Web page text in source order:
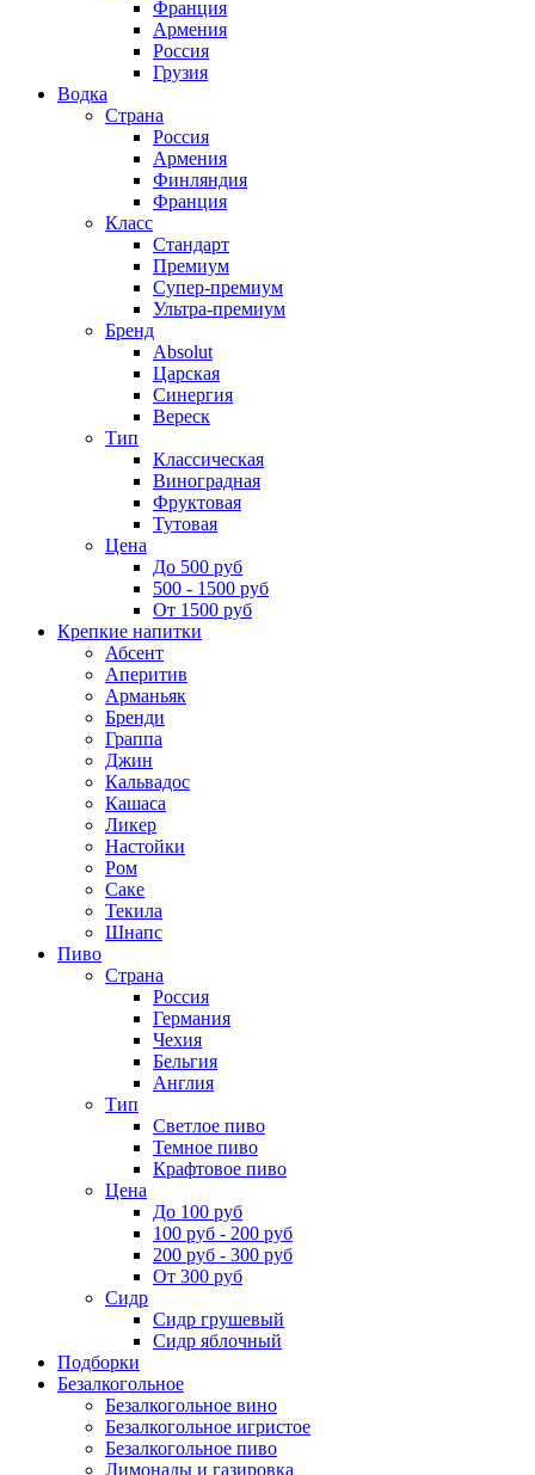
Франция
Армения
Россия
Грузия
Водка
Страна
Россия
Армения
Финляндия
Франция
Класс
Стандарт
Премиум
Супер-премиум
Ультра-премиум
Бренд
Absolut
Царская
Синергия
Вереск
Тип
Классическая
Виноградная
Фруктовая
Тутовая
Цена
До 500 руб
500 - 1500 руб
От 1500 руб
Крепкие напитки
Абсент
Аперитив
Арманьяк
Бренди
Граппа
Джин
Кальвадос
Кашаса
Ликер
Настойки
Ром
Саке
Текила
Шнапс
Пиво
Страна
Россия
Германия
Чехия
Бельгия
Англия
Тип
Светлое пиво
Темное пиво
Крафтовое пиво
Цена
До 100 руб
100 руб - 200 руб
200 руб - 300 руб
От 300 руб
Сидр
Сидр грушевый
Сидр яблочный
Подборки
Безалкогольное
Безалкогольное вино
Безалкогольное игристое
Безалкогольное пиво
Лимонады и газировка